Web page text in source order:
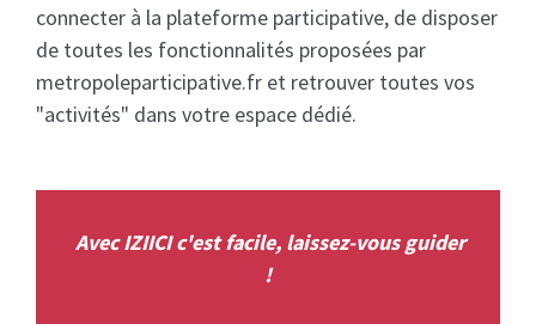
connecter à la plateforme participative, de disposer
de toutes les fonctionnalités proposées par
metropoleparticipative.fr et retrouver toutes vos
"activités" dans votre espace dédié.
Avec IZIICI c'est facile, laissez-vous guider
!